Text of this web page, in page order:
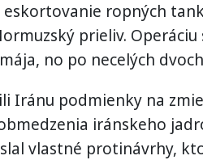
ropných
prieliv.
no po necelých
Iránu podmienky na
iránskeho
vlastné protinávrhy,